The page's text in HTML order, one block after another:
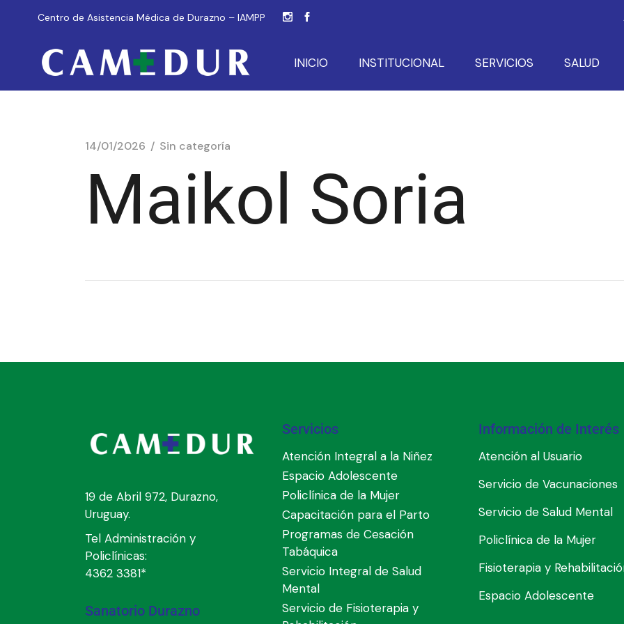
Centro de Asistencia Médica de Durazno – IAMPP
INICIO INSTITUCIONAL SERVICIOS SALUD
14/01/2026 Sin categoría
Maikol Soria
19 de Abril 972, Durazno,
Uruguay.
Tel Administración y
Policlínicas:
4362 3381*
Sanatorio Durazno
Servicios
Atención Integral a la Niñez
Espacio Adolescente
Policlínica de la Mujer
Capacitación para el Parto
Programas de Cesación
Tabáquica
Servicio Integral de Salud
Mental
Servicio de Fisioterapia y
Información de Interés
Atención al Usuario
Servicio de Vacunaciones
Servicio de Salud Mental
Policlínica de la Mujer
Fisioterapia y
Espacio Adolescente